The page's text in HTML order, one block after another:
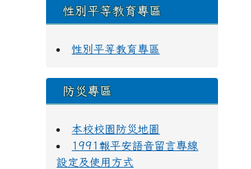
性別平等教育專區
性別平等教育專區
防災專區
本校校園防災地圖
1991報平安語音留言專線
設定及使用方式